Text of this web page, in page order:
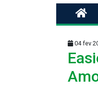
04 fev